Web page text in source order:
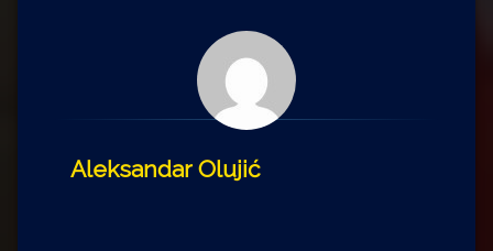
Aleksandar Olujić